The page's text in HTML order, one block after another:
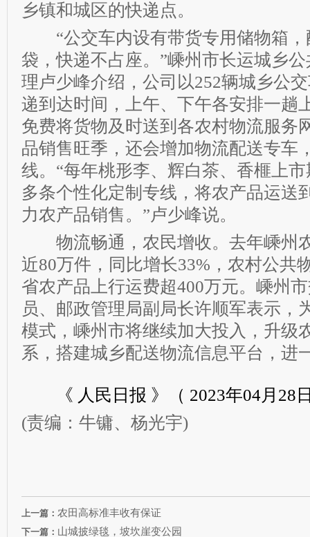
乡镇和城区的快递点。
“公交车内设有带货专用储物箱，
袋，快递不占座。”嵊州市长运城乡
理卢少峰介绍，公司以252辆城乡公
递到达时间，上午、下午各安排一趟
免费将货物及时送到各农村物流服务
品销售旺季，还会增加物流配送专车
线。“每年桃形李、辉白茶、香榧上
多条个性化定制专线，将农产品运送
力农产品销售。”卢少峰说。
物流畅通，农民增收。去年嵊州
近80万件，同比增长33%，农村公共
省农产品上行运费超400万元。嵊州
员、邮政管理局副局长许顺军表示，
模式，嵊州市将继续加大投入，升级
系，搭建城乡配送物流信息平台，进
《 人民日报 》（ 2023年04月28
(责编：牛镛、杨光宇)
上一篇： 农田高标准丰收有保证
下一篇： 山城披绿毯，坡坎崖变公园